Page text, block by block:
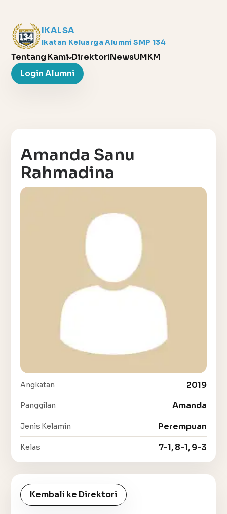
IKALSA
Ikatan Keluarga Alumni SMP 134
Tentang Kami DirektoriNewsUMKM
Login Alumni
Amanda Sanu
Rahmadina
Angkatan 2019
Panggilan Amanda
Jenis Kelamin Perempuan
Kelas 7-1, 8-1, 9-3
Kembali ke Direktori